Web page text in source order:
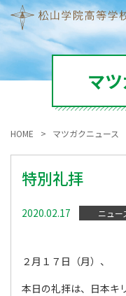
マ
HOME マツガクニュース
特別礼拝
2020.02.17 ニュー
２月１７日（月）、
本日の礼拝は、日本キ